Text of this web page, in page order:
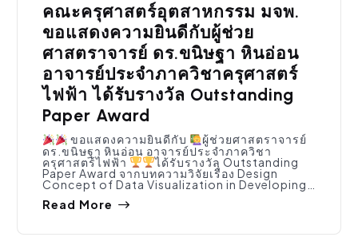
คณะครุศาสตร์อุตสาหกรรม มจพ.
ขอแสดงความยินดีกับผู้ช่วย
ศาสตราจารย์ ดร.ขนิษฐา หินอ่อน
อาจารย์ประจำภาควิชาครุศาสตร์
ไฟฟ้า ได้รับรางวัล Outstanding
Paper Award
ขอแสดงความยินดีกับ
ผู้ช่วยศาสตราจารย์
ดร.ขนิษฐา หินอ่อน อาจารย์ประจำภาควิชา
ครุศาสตร์ไฟฟ้า
ได้รับรางวัล Outstanding
Paper Award จากบทความวิจัยเรื่อง Design
Concept of Data Visualization in Developing…
Read More